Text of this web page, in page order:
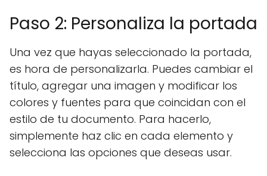
Paso 2: Personaliza la portada
Una vez que hayas seleccionado la portada,
es hora de personalizarla. Puedes cambiar el
título, agregar una imagen y modificar los
colores y fuentes para que coincidan con el
estilo de tu documento. Para hacerlo,
simplemente haz clic en cada elemento y
selecciona las opciones que deseas usar.